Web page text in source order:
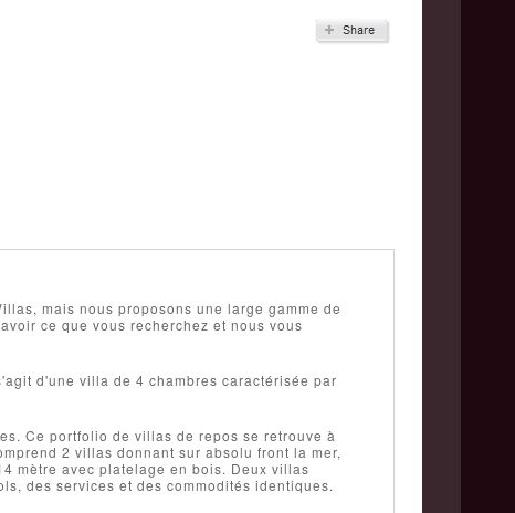
mais nous proposons une large gamme de
ce que vous recherchez et nous vous
d'une villa de 4 chambres caractérisée par
Ce portfolio de villas de repos se retrouve à
2 villas donnant sur absolu front la mer,
mètre avec platelage en bois. Deux villas
des services et des commodités identiques.